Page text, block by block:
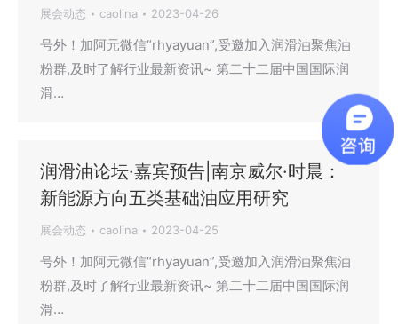
展会动态 caolina 2023-04-26
号外！加阿元微信“rhyayuan”,受邀加入润滑油聚焦油
粉群,及时了解行业最新资讯~ 第二十二届中国国际润
滑…
润滑油论坛·嘉宾预告|南京威尔·时晨：
新能源方向五类基础油应用研究
展会动态 caolina 2023-04-25
号外！加阿元微信“rhyayuan”,受邀加入润滑油聚焦油
粉群,及时了解行业最新资讯~ 第二十二届中国国际润
滑…